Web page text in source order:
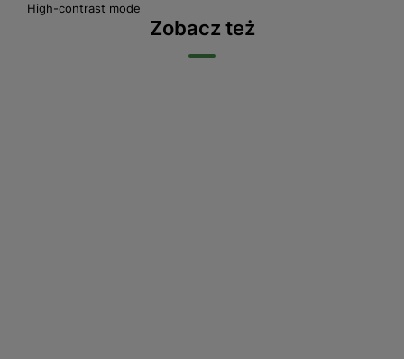
High-contrast mode
Zobacz też